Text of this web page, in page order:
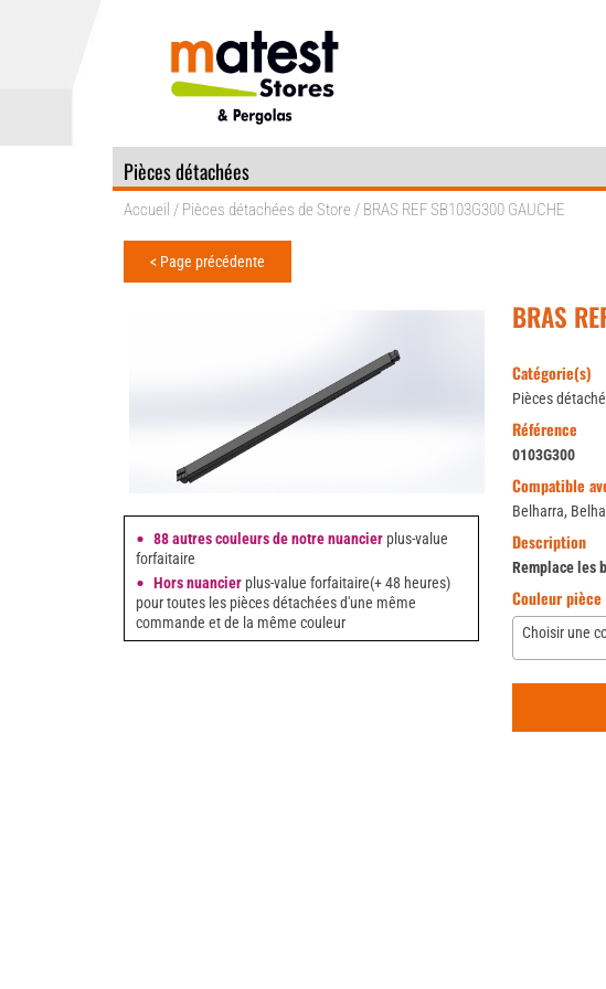
Pièces détachées
Accueil / Pièces détachées de Store / BRAS REF SB103G300 GAUCHE
< Page précédente
88 autres couleurs de notre nuancier plus-value
forfaitaire
Hors nuancier plus-value forfaitaire(+ 48 heures)
pour toutes les pièces détachées d'une même
commande et de la même couleur
BRAS
Catégorie(s)
Pièces
Référence
0103G300
Compatible
Belharra,
Description
Remplace les
Couleur
Choisir une